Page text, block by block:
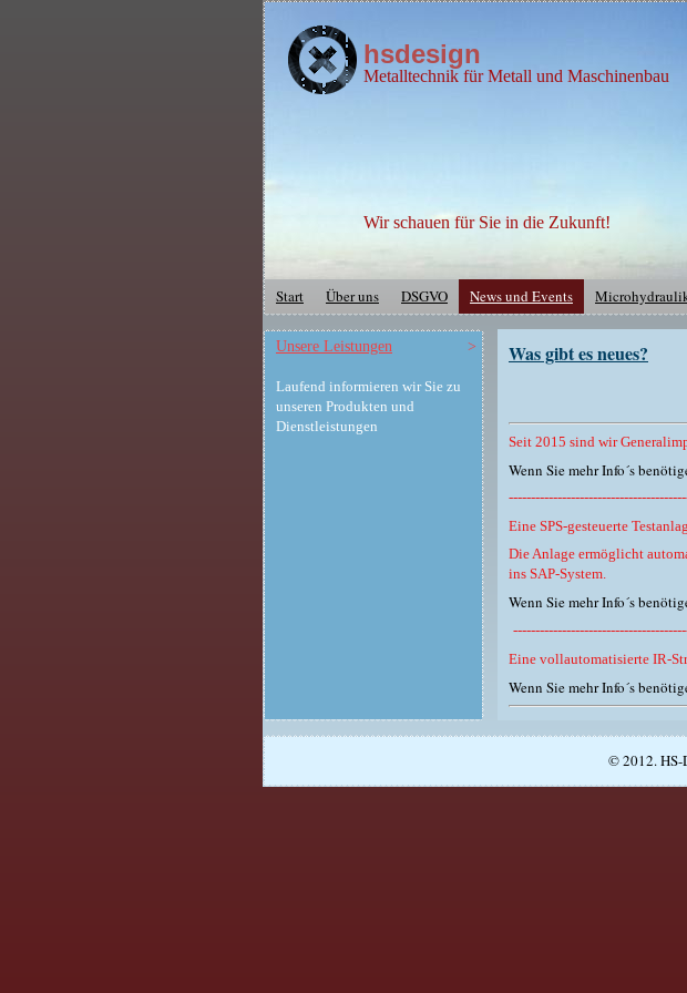
hsdesign
Metalltechnik für Metall und Maschinenbau
Wir schauen für Sie in die Zukunft!
Start Über uns DSGVO News und Events
>
Unsere Leistungen
Laufend informieren wir Sie zu
unseren Produkten und
Dienstleistungen
Was gibt es neues?
Seit 2015 sind wir
Wenn Sie mehr Info´s
Eine SPS-gesteuerte
Die Anlage ermöglicht
ins SAP-System.
Wenn Sie mehr Info´s
Eine vollautomatisierte IR-
Wenn Sie mehr Info´s
© 2012. HS-